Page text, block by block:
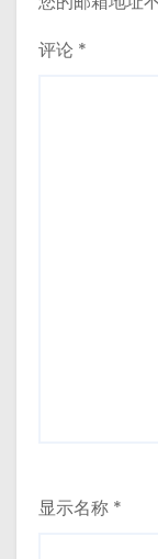
评论 *
显示名称 *